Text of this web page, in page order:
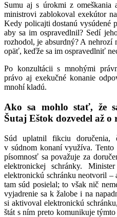
Sumu aj s úrokmi z omeškania
ministrovi zablokoval exekútor
Kedy policajti dostanú vysúdené
aby sa im ospravedlnil? Sedí
rozhodol, je absurdný? A nehrozí
opäť, keďže sa im ospravedlniť
Po konzultácii s mnohými
právo aj exekučné konanie
mnohí kladú.
Ako sa mohlo stať, že
Šutaj Eštok dozvedel až o
Súd uplatnil fikciu
v súdnom konaní využíva.
písomnosť sa považuje za
elektronickej schránky.
elektronickú schránku neotvoril –
tam súd posielal; to však nič
vyjadrenie sa k žalobe i na
si aktivoval elektronickú
štát s ním preto komunikuje